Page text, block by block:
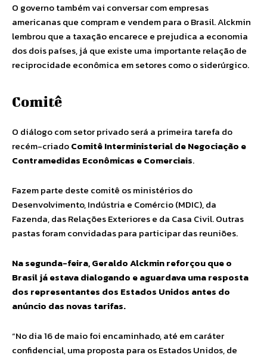
O governo também vai conversar com empresas
americanas que compram e vendem para o Brasil. Alckmin
lembrou que a taxação encarece e prejudica a economia
dos dois países, já que existe uma importante relação de
reciprocidade econômica em setores como o siderúrgico.
Comitê
O diálogo com setor privado será a primeira tarefa do
recém-criadoComitê Interministerial de Negociação e
Contramedidas Econômicas e Comerciais.
Fazem parte deste comitê os ministérios do
Desenvolvimento, Indústria e Comércio (MDIC), da
Fazenda, das Relações Exteriores e da Casa Civil. Outras
pastas foram convidadas para participar das reuniões.
Na segunda-feira, Geraldo Alckmin reforçou que o
Brasil já estava dialogando e aguardava uma resposta
dos representantes dos Estados Unidos antes do
anúncio das novas tarifas.
“No dia 16 de maio foi encaminhado, até em caráter
confidencial, uma proposta para os Estados Unidos, de